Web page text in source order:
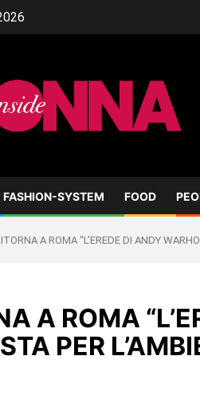
FASHION-SYSTEM FOOD
A ROMA “L’EREDE DI ANDY
A ROMA
PER